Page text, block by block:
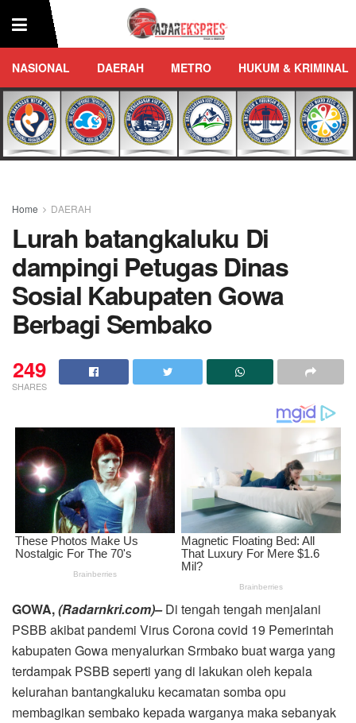
NASIONAL DAERAH METRO HUKUM & KRIMINAL
Home DAERAH
Lurah batangkaluku Di
dampingi Petugas Dinas
Sosial Kabupaten Gowa
Berbagi Sembako
249
SHARES
GOWA,(Radarnkri.com)–Di tengah tengah menjalani
PSBB akibat pandemi Virus Corona covid 19 Pemerintah
kabupaten Gowa menyalurkan Srmbako buat warga yang
terdampak PSBB seperti yang di lakukan oleh kepala
kelurahan bantangkaluku kecamatan somba opu
membagikan sembako kepada warganya maka sebanyak